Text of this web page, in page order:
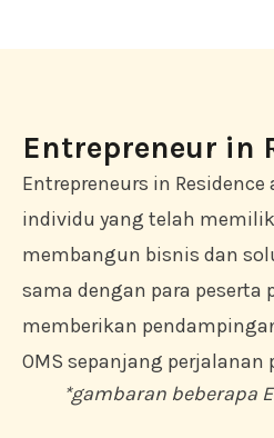
Entrepreneur in
Entrepreneurs in
individu yang telah
membangun bisnis dan
sama dengan para peserta
memberikan
OMS sepanjang perjalanan
*gambaran beberapa